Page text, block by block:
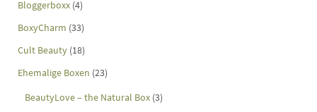
Bloggerboxx (4)
BoxyCharm (33)
Cult Beauty (18)
Ehemalige Boxen (23)
BeautyLove – the Natural Box (3)